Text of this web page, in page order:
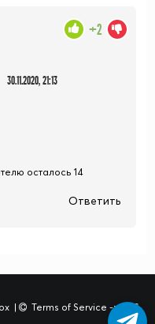
30.11.2020, 21:13
+2
осталось 14
Ответить
| Terms of Service -> TOS